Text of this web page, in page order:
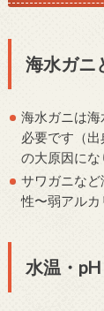
海水ガニ
海水ガニは
必要です（
の大原因にな
サワガニな
性〜弱アルカ
水温・